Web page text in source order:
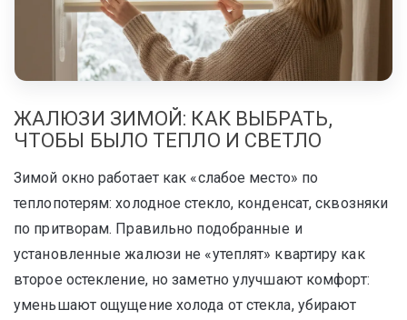
ЖАЛЮЗИ ЗИМОЙ: КАК ВЫБРАТЬ,
ЧТОБЫ БЫЛО ТЕПЛО И СВЕТЛО
Зимой окно работает как «слабое место» по
теплопотерям: холодное стекло, конденсат, сквозняки
по притворам. Правильно подобранные и
установленные жалюзи не «утеплят» квартиру как
второе остекление, но заметно улучшают комфорт:
уменьшают ощущение холода от стекла, убирают